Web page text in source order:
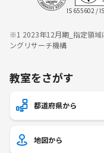
IS 655602 /
※1 2023年12月期_指定領域
ングリサーチ機構
教室をさがす
都道府県から
地図から